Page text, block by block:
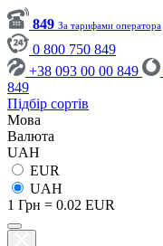
849 За тарифами оператора
0 800 750 849
+38 093 00 00 849
849
Підбір сортів
Мова
Валюта
UAH
EUR
UAH
1 Грн = 0.02 EUR